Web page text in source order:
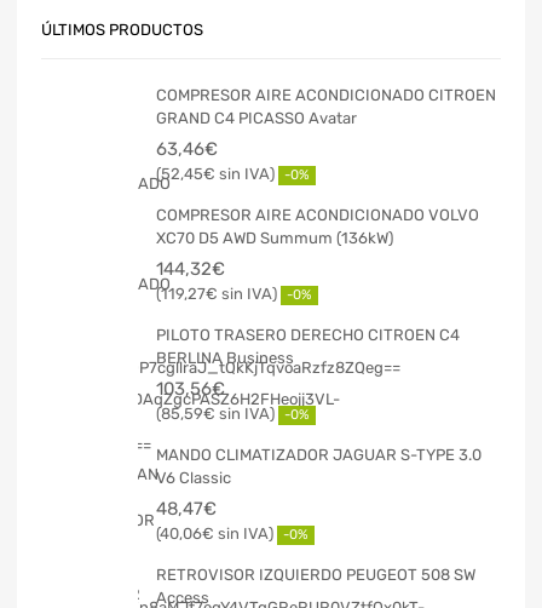
ÚLTIMOS PRODUCTOS
COMPRESOR AIRE ACONDICIONADO CITROEN
GRAND C4 PICASSO Avatar
63,46€
52,45€ -0%
COMPRESOR AIRE ACONDICIONADO VOLVO
XC70 D5 AWD Summum (136kW)
144,32€
119,27€ -0%
PILOTO TRASERO DERECHO CITROEN C4
BERLINA Business
103,56€
85,59€ -0%
MANDO CLIMATIZADOR JAGUAR S-TYPE 3.0
V6 Classic
48,47€
40,06€ -0%
RETROVISOR IZQUIERDO PEUGEOT 508 SW
Access